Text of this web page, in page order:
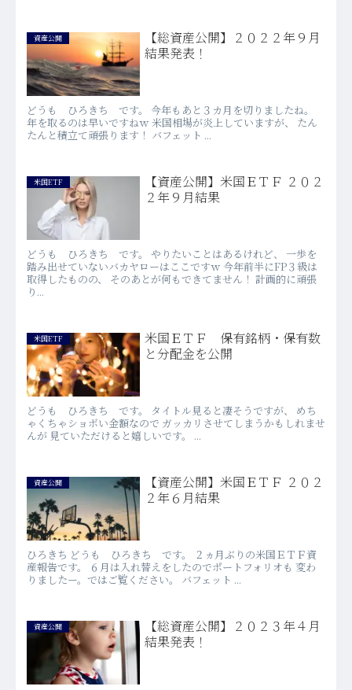
資産公開
【総資産公開】２０２２年９月
結果発表！
どうも ひろきち です。 今年もあと３カ月を切りましたね。
年を取るのは早いですねｗ 米国相場が炎上していますが、 たん
たんと積立て頑張ります！ バフェット ...
米国ETF
【資産公開】米国ＥＴＦ ２０２
２年９月結果
どうも ひろきち です。 やりたいことはあるけれど、 一歩を
踏み出せていないバカヤローはここですｗ 今年前半にFP３級は
取得したものの、 そのあとが何もできてません！ 計画的に頑張
り...
米国ETF
米国ＥＴＦ 保有銘柄・保有数
と分配金を公開
どうも ひろきち です。 タイトル見ると凄そうですが、 めち
ゃくちゃショボい金額なので ガッカリさせてしまうかもしれませ
んが 見ていただけると嬉しいです。 ...
資産公開
【資産公開】米国ＥＴＦ ２０２
２年６月結果
ひろきち どうも ひろきち です。 ２ヵ月ぶりの米国ＥＴＦ資
産報告です。 ６月は入れ替えをしたのでポートフォリオも 変わ
りましたー。ではご覧ください。 バフェット ...
資産公開
【総資産公開】２０２３年４月
結果発表！